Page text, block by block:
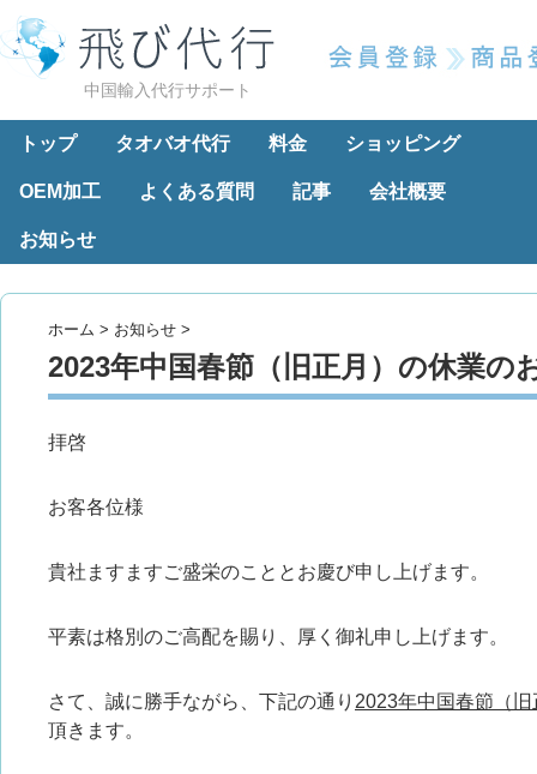
中国輸入代行サポート
トップ タオバオ代行 料金 ショッピング
OEM加工 よくある質問 記事 会社概要
お知らせ
ホーム > お知らせ >
2023年中国春節（旧正月）の休業の
拝啓
お客各位様
貴社ますますご盛栄のこととお慶び申し上げます。
平素は格別のご高配を賜り、厚く御礼申し上げます。
さて、誠に勝手ながら、下記の通り 2023年中国春節（
頂きます。